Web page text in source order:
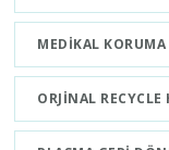
MEDIKAL
ORJINAL RECYCLE